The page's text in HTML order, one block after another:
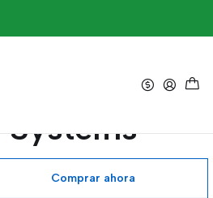
C 60
Systems
Comprar ahora